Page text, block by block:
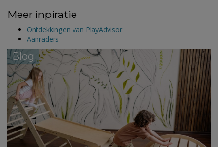
Meer inpiratie
Ontdekkingen van PlayAdvisor
Aanraders
Blog